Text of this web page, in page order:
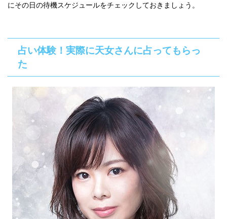
にその日の待機スケジュールをチェックしておきましょう。
占い体験！実際に天女さんに占ってもらっ
た